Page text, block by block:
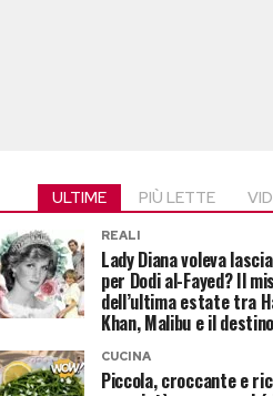
ULTIME PIÙ LETTE
REALI
Lady Diana voleva
per Dodi al-Fayed? Il
dell’ultima estate tra
Khan, Malibu e il
CUCINA
Piccola, croccante e